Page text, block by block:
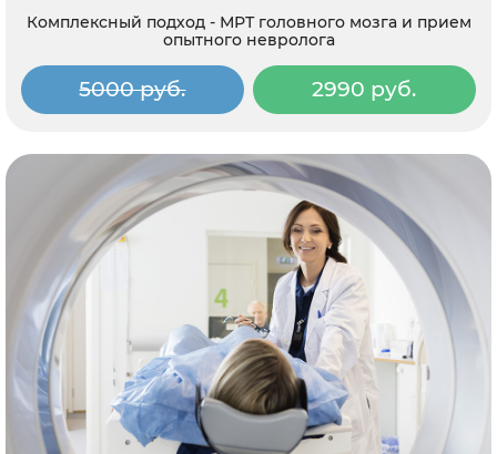
Комплексный подход - МРТ головного мозга и прием
опытного невролога
5000 руб. 2990 руб.